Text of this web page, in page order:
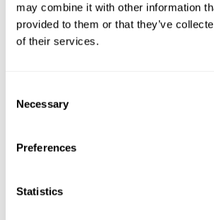
may combine it with other information
provided to them or that they’ve
of their services.
Selection
Necessary
Preferences
Statistics
disminuyendo aún más la calidad del
los trabajadores.
Después:
Como ya se ha comentado, las
descendido drásticamente y ello ha
es beneficioso para el medio ambiente.
trabajadores ya no tienen que